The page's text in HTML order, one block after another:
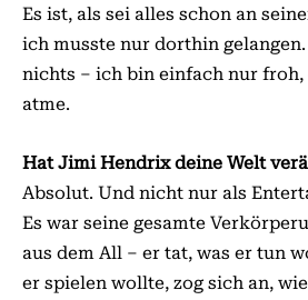
Es ist, als sei alles schon an
ich musste nur dorthin
nichts – ich bin einfach nur froh,
atme.
Hat Jimi Hendrix deine Welt
Absolut. Und nicht nur als
Es war seine gesamte
aus dem All – er tat, was er tun
er spielen wollte, zog sich an,